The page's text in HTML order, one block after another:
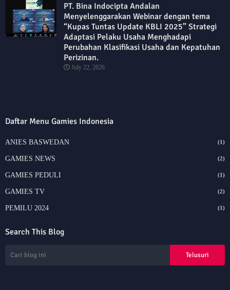
PT. Bina Indocipta Andalan
Menyelenggarakan Webinar dengan tema
“Kupas Tuntas Update KBLI 2025” Strategi
Adaptasi Pelaku Usaha Menghadapi
Perubahan Klasifikasi Usaha dan Kepatuhan
Perizinan.
July 22, 2026
Daftar Menu Gamies Indonesia
ANIES BASWEDAN (1)
GAMIES NEWS (2)
GAMIES PEDULI (1)
GAMIES TV (2)
PEMILU 2024 (1)
Search This Blog